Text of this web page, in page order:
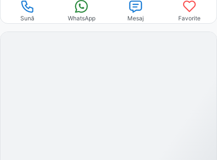
Sună WhatsApp Mesaj Favorite